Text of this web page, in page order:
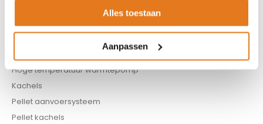
Alles toestaan
Aanpassen
CV haard
Hoge temperatuur warmtepomp
Kachels
Pellet aanvoersysteem
Pellet kachels